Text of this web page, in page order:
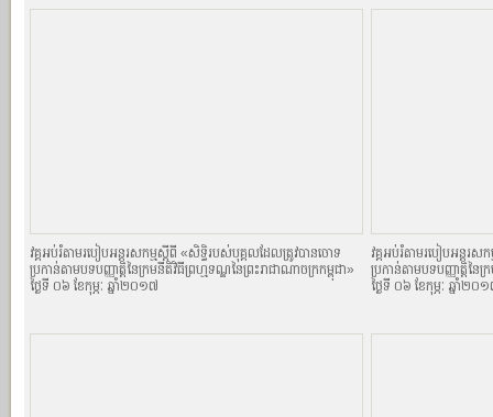
វគ្គអប់រំតាមរបៀបអន្តរសកម្មស្តីពី «សិទិ្ធរបស់បុគ្គលដែលត្រូវបានចោទ
ប្រកាន់តាមបទបញ្ញាតិ្តនៃក្រមនីតិវិធីព្រហ្មទណ្ឌនៃព្រះរាជាណាចក្រកម្ពុជា»
ថ្ងៃទី ០៦ ខែកុម្ភៈ ឆ្នាំ២០១៧
វគ្គអប់រំតាមរបៀបអន្តរ
ប្រកាន់តាមបទបញ្ញាតិ្តនៃ
ថ្ងៃទី ០៦ ខែកុម្ភៈ ឆ្នាំ២០